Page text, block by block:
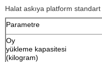
Halat askıya platform
Parametre
Oy
yükleme kapasitesi
(kilogram)